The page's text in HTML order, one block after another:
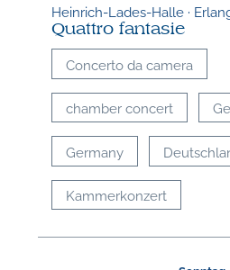
Heinrich-Lades-Halle ·
Quattro fantasie
Concerto da camera
chamber concert
Germany
Kammerkonzert